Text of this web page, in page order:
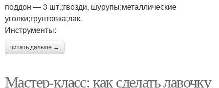
поддон — 3 шт.;гвозди, шурупы;металлические
уголки;грунтовка;лак.
Инструменты:
читать дальше →
Мастер-класс: как сделать лавочку